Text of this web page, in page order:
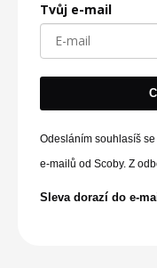
Tvůj e-mail
Odesláním souhlasíš se
e-mailů od Scoby. Z
Sleva dorazí do e-